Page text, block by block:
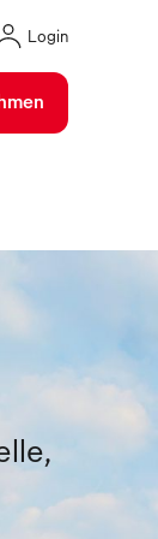
Login